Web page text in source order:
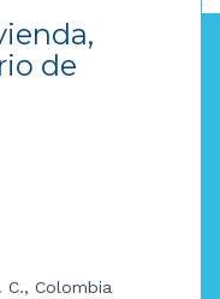
de
C., Colombia